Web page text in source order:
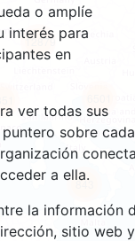
o amplíe
interés para
en
ver todas sus
sobre cada
a ella.
la información
sitio web y
843
12879